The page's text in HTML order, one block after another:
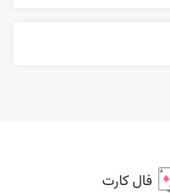
فال کارت